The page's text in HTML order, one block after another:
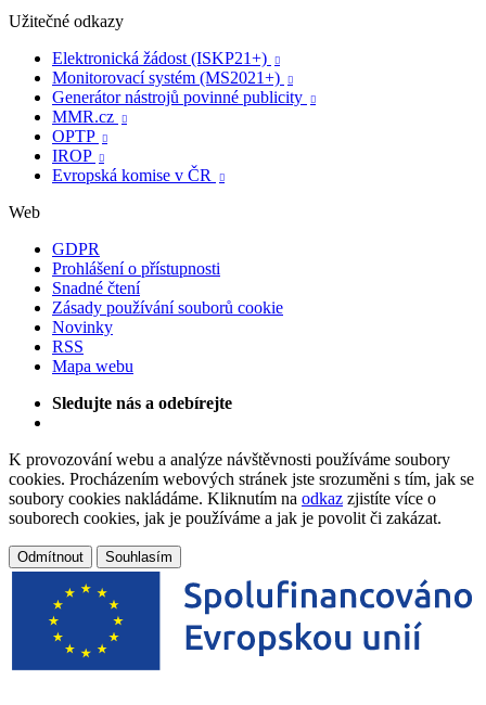
Užitečné odkazy
Elektronická žádost (ISKP21+)

Monitorovací systém (MS2021+) 
Generátor nástrojů povinné publicity 
MMR.cz 
OPTP 
IROP 
Evropská komise v ČR 
Web
GDPR
Prohlášení o přístupnosti
Snadné čtení
Zásady používání souborů cookie
Novinky
RSS
Mapa webu
Sledujte nás a odebírejte
K provozování webu a analýze návštěvnosti používáme soubory
cookies. Procházením webových stránek jste srozuměni s tím, jak se
soubory cookies nakládáme. Kliknutím na odkaz zjistíte více o
souborech cookies, jak je používáme a jak je povolit či zakázat.
Odmítnout Souhlasím